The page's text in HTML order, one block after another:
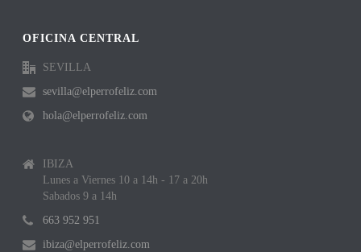
OFICINA CENTRAL
SEVILLA
sevilla@elperrofeliz.com
hola@elperrofeliz.com
IBIZA
Lunes a Viernes 10 a 14h - 17 a 20h
Sabados 9 a 14h
663 952 951
ibiza@elperrofeliz.com